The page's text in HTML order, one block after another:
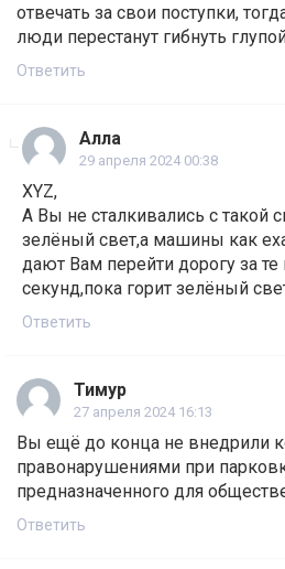
отвечать за свои поступки,
люди перестанут гибнуть
Ответить
Алла
29 апреля 2024 00:38
XYZ,
А Вы не сталкивались с такой
зелёный свет,а машины как
дают Вам перейти дорогу за те
секунд,пока горит зелёный
Ответить
Тимур
27 апреля 2024 16:13
Вы ещё до конца не внедрили
правонарушениями при
предназначенного для
Ответить